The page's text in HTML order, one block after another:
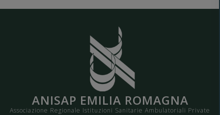
ANISAP EMILIA ROMAGNA
Associazione Regionale Istituzioni Sanitarie Ambulatoriali Private